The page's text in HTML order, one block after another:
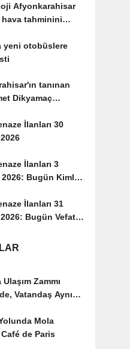
Afyonkarahisar
tahminini
yeni otobüslere
tanınan
Dikyamaç
İlanları 30
İlanları 3
Bugün Kimler
İlanları 31
Bugün Vefat
Zammı
Vatandaş Aynı
Mola
de Paris